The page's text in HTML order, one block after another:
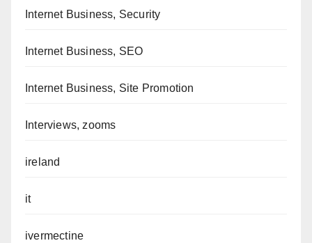
Internet Business, Security
Internet Business, SEO
Internet Business, Site Promotion
Interviews, zooms
ireland
it
ivermectine